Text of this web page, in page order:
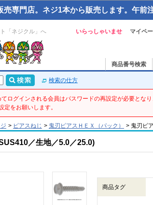
売専門店。ネジ1本から販売します。午前
「ネジクル」へ いらっしゃいませ マイペ
商品番号検索
検索の仕方
ログインされる会員はパスワードの再設定が必要となり
定をお願いします。
> ピアスねじ > 鬼刃ピアスＨＥＸ（パック） > 鬼刃ピ
／生地／5.0／25.0)
商品タグ